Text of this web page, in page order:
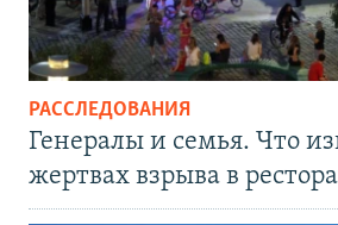
РАССЛЕДОВАНИЯ
Генералы и семья. Что
жертвах взрыва в